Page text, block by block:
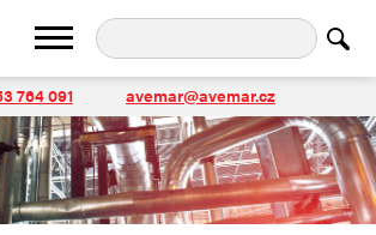
764 091 avemar@avemar.cz